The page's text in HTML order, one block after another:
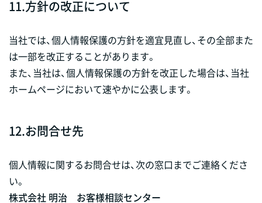
11.方針の改正について
当社では、個人情報保護の方針を適宜見直し、その全部また
は一部を改正することがあります。
また、当社は、個人情報保護の方針を改正した場合は、当社
ホームページにおいて速やかに公表します。
12.お問合せ先
個人情報に関するお問合せは、次の窓口までご連絡くださ
い。
株式会社 明治 お客様相談センター